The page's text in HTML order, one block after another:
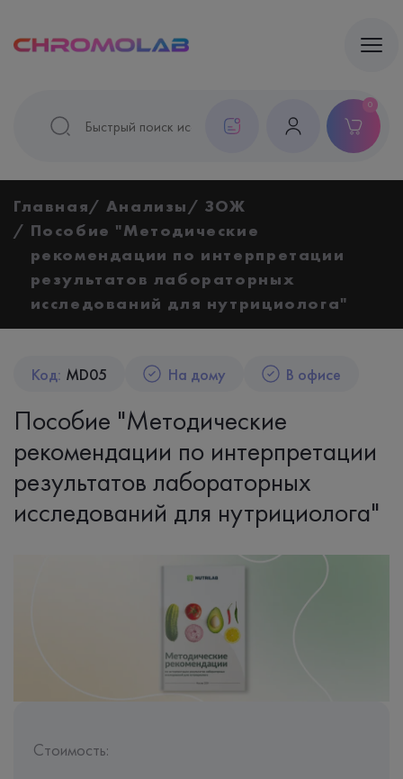
0
Главная Анализы
ЗОЖ
Пособие "Методические
рекомендации по интерпретации
результатов лабораторных
исследований для нутрициолога"
Код: MD05 На дому В офисе
Пособие "Методические
рекомендации по интерпретации
результатов лабораторных
исследований для нутрициолога"
Стоимость: